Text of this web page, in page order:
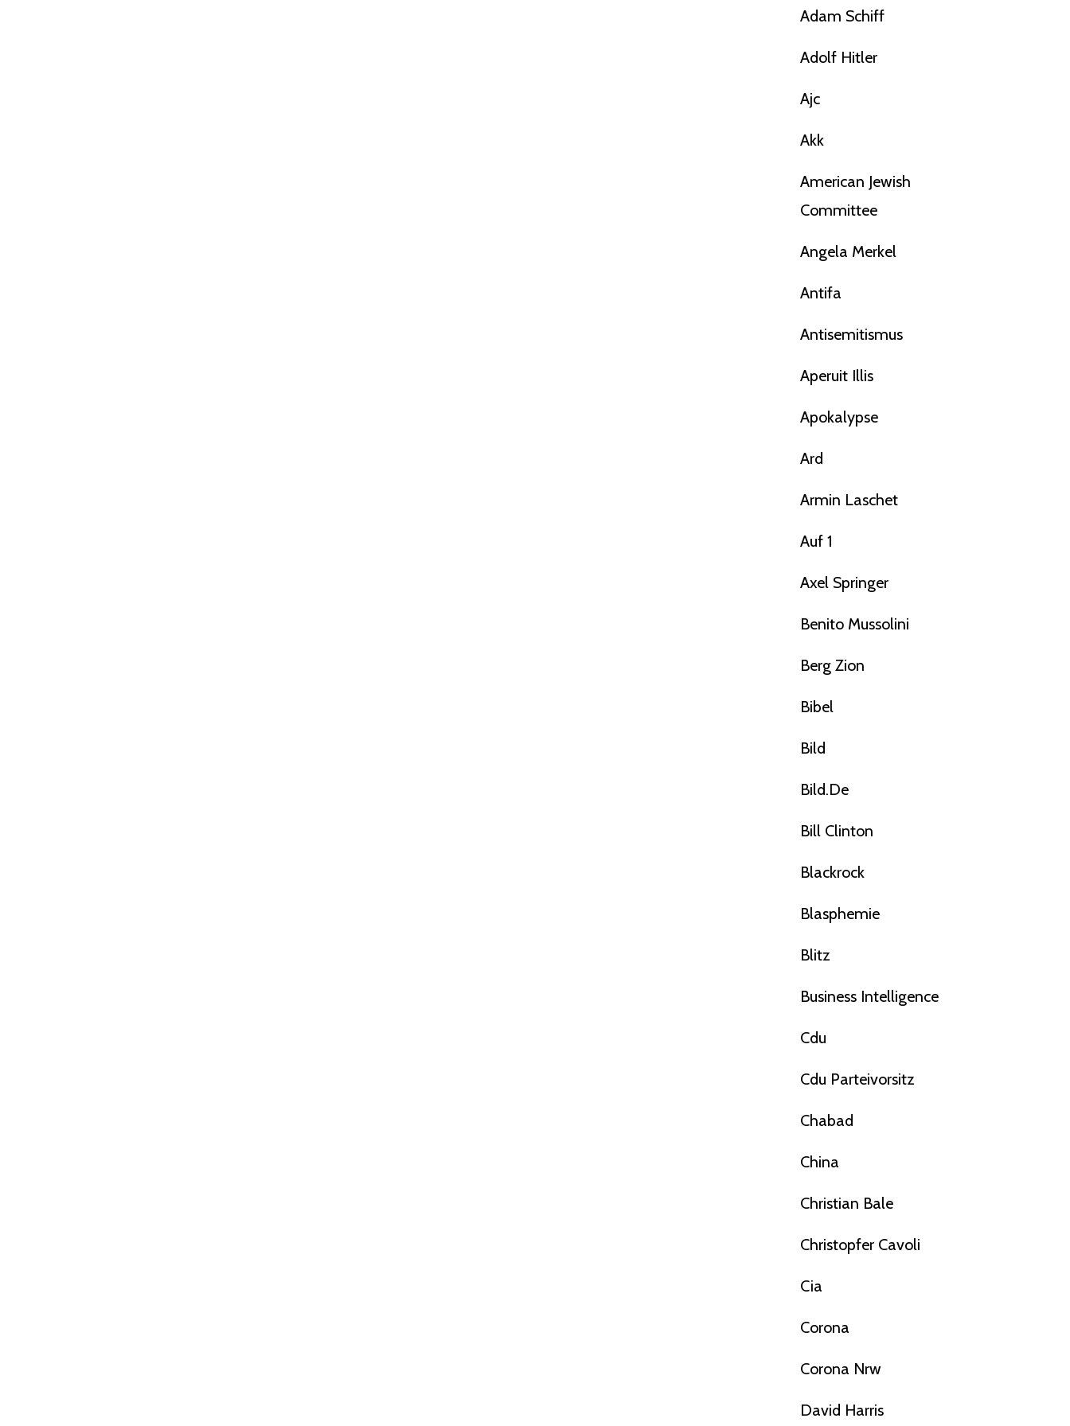
Adam Schiff
Adolf Hitler
Ajc
Akk
American Jewish
Committee
Angela Merkel
Antifa
Antisemitismus
Aperuit Illis
Apokalypse
Ard
Armin Laschet
Auf 1
Axel Springer
Benito Mussolini
Berg Zion
Bibel
Bild
Bild.de
Bill Clinton
Blackrock
Blasphemie
Blitz
Business Intelligence
Cdu
Cdu Parteivorsitz
Chabad
China
Christian Bale
Christopfer Cavoli
Cia
Corona
Corona Nrw
David Harris